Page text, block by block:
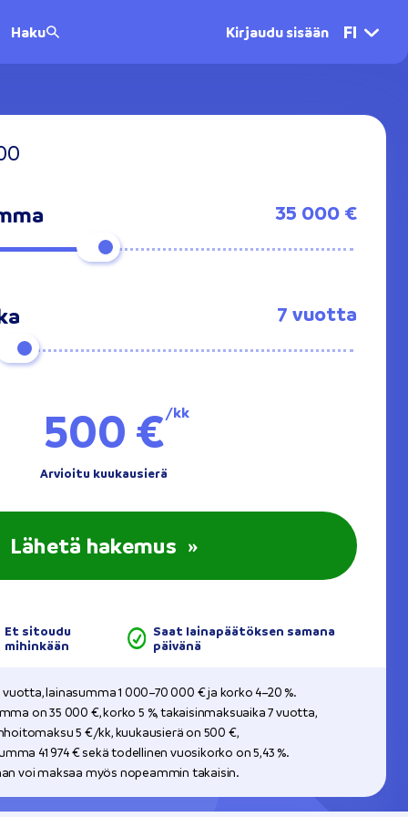
Haku Kirjaudu sisään FI
35 000 €
7 vuotta
500 €/kk
Arvioitu kuukausierä
Lähetä hakemus »
Et sitoudu
mihinkään
Saat lainapäätöksen samana
päivänä
vuotta, lainasumma 1 000–70 000 € ja korko 4–20 %.
on 35 000 €, korko 5 %, takaisinmaksuaika 7 vuotta,
5 €/kk, kuukausierä on 500 €,
41 974 € sekä todellinen vuosikorko on 5,43 %.
voi maksaa myös nopeammin takaisin.